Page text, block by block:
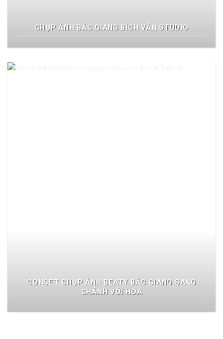
CHỤP ẢNH BẮC GIANG BÍCH VÂN STUDIO
CONSET CHỤP ẢNH BEATY BẮC GIANG SANG
CHẢNH VỚI HOA